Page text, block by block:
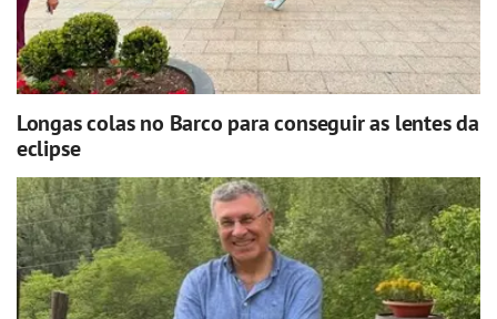
Longas colas no Barco para conseguir as lentes da
eclipse